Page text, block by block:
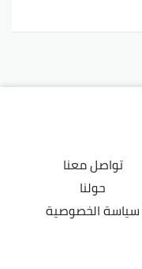
تواصل معنا
حولنا
سياسة الخصوصية